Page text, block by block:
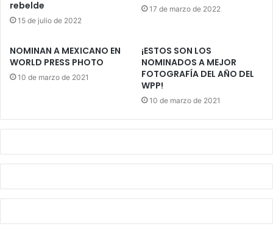
rebelde
15 de julio de 2022
17 de marzo de 2022
NOMINAN A MEXICANO EN
WORLD PRESS PHOTO
10 de marzo de 2021
¡ESTOS SON LOS
NOMINADOS A MEJOR
FOTOGRAFÍA DEL AÑO DEL
WPP!
10 de marzo de 2021